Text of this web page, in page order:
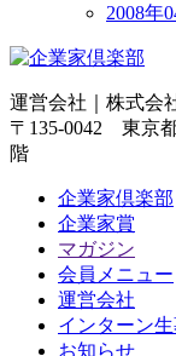
2008年
運営会社｜ 株式会
〒135-0042 東京
階
企業家倶楽部
企業家賞
マガジン
会員メニュー
運営会社
インターン
お知らせ